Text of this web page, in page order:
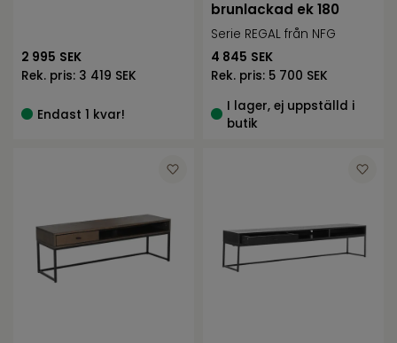
2 995 SEK
Rek. pris: 3 419 SEK
Endast 1 kvar!
brunlackad ek 180
Serie REGAL från NFG
4 845 SEK
Rek. pris: 5 700 SEK
I lager, ej uppställd i
butik